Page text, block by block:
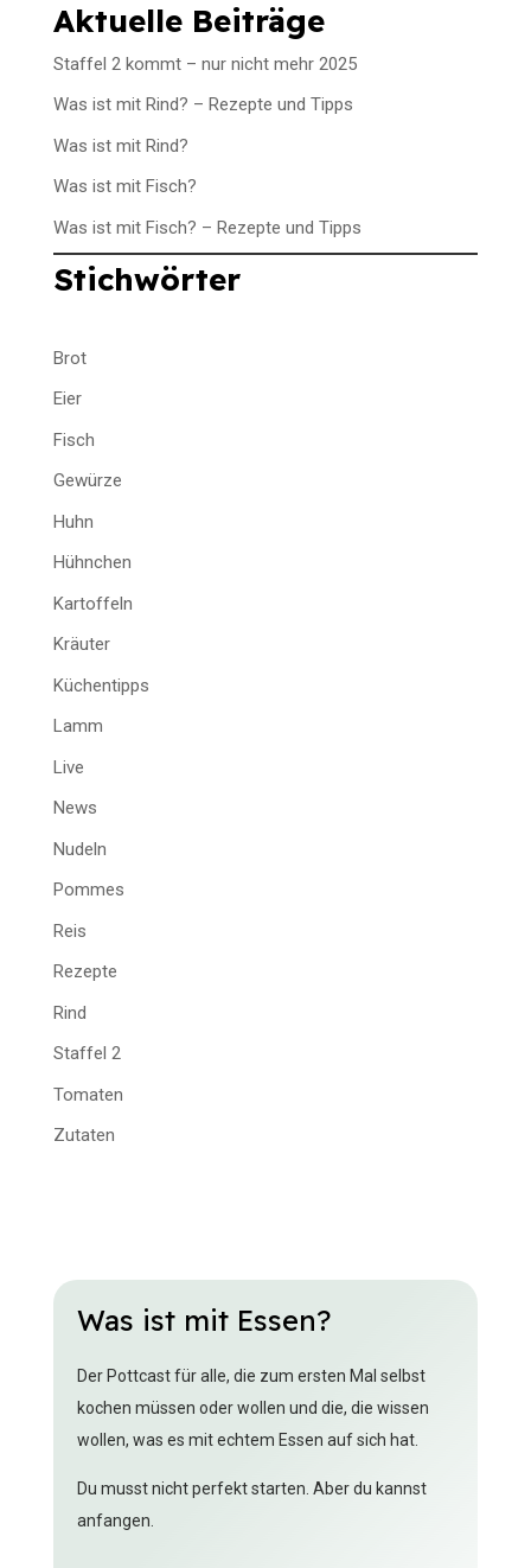
Aktuelle Beiträge
Staffel 2 kommt – nur nicht mehr 2025
Was ist mit Rind? – Rezepte und Tipps
Was ist mit Rind?
Was ist mit Fisch?
Was ist mit Fisch? – Rezepte und Tipps
Stichwörter
Brot
Eier
Fisch
Gewürze
Huhn
Hühnchen
Kartoffeln
Kräuter
Küchentipps
Lamm
Live
News
Nudeln
Pommes
Reis
Rezepte
Rind
Staffel 2
Tomaten
Zutaten
Was ist mit Essen?
Der Pottcast für alle, die zum ersten Mal selbst
kochen müssen oder wollen und die, die wissen
wollen, was es mit echtem Essen auf sich hat.
Du musst nicht perfekt starten. Aber du kannst
anfangen.